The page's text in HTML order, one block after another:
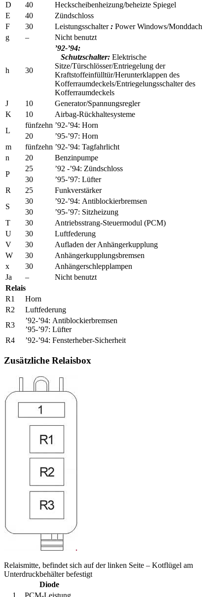
D 40
Heckscheibenheizung/beheizte Spiegel
E
40
Zündschloss
F
30 Leistungsschalter: Power Windows/Monddach
g
– Nicht benutzt
h 30
’92-’94:
Schutzschalter: Elektrische
Sitze/Türschlösser/Entriegelung der
Kraftstoffeinfülltür/Herunterklappen des
Kofferraumdeckels/Entriegelungsschalter des
Kofferraumdeckels
J
10
Generator/Spannungsregler
K
10
Airbag-Rückhaltesysteme
L
fünfzehn ’92-’94: Horn
20
’95-’97: Horn
m
fünfzehn ’92-’94: Tagfahrlicht
n
20
Benzinpumpe
P
25 ’92 -’94: Zündschloss
30
’95-’97: Lüfter
R
25
Funkverstärker
S
30 ’92-’94: Antiblockierbremsen
30
’95-’97: Sitzheizung
T
30
Antriebsstrang-Steuermodul (PCM)
U
30
Luftfederung
V
30
Aufladen der Anhängerkupplung
W
30
Anhängerkupplungsbremsen
x
30
Anhängerschlepplampen
Ja
–
Nicht benutzt
Relais
R1
Horn
R2
Luftfederung
R3
’92-’94: Antiblockierbremsen
’95-’97: Lüfter
R4
’92-’94: Fensterheber-Sicherheit
Zusätzliche Relaisbox
Relaismitte, befindet sich auf der linken Seite – Kotflügel am
Unterdruckbehälter befestigt
Diode